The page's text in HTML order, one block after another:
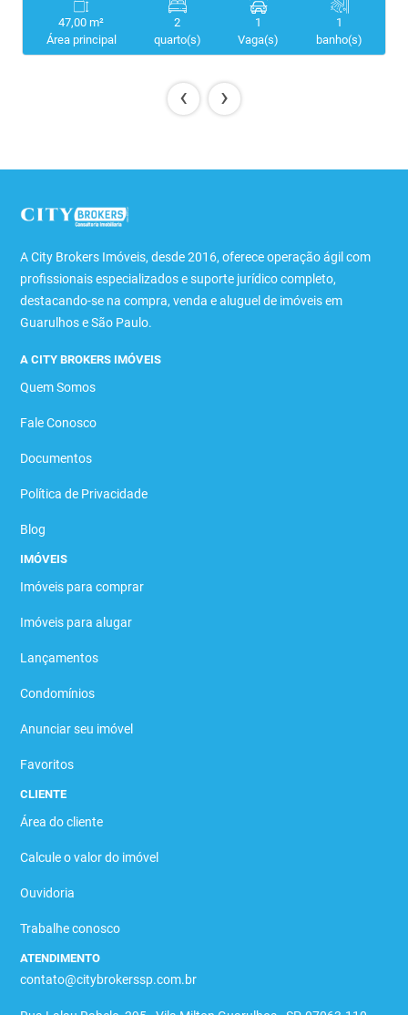
47,00 m²
Área principal
2
quarto(s)
1
Vaga(s)
1
banho(s)
‹ ›
A City Brokers Imóveis, desde 2016, oferece operação ágil com
profissionais especializados e suporte jurídico completo,
destacando-se na compra, venda e aluguel de imóveis em
Guarulhos e São Paulo.
A CITY BROKERS IMÓVEIS
Quem Somos
Fale Conosco
Documentos
Política de Privacidade
Blog
IMÓVEIS
Imóveis para comprar
Imóveis para alugar
Lançamentos
Condomínios
Anunciar seu imóvel
Favoritos
CLIENTE
Área do cliente
Calcule o valor do imóvel
Ouvidoria
Trabalhe conosco
ATENDIMENTO
contato@citybrokerssp.com.br